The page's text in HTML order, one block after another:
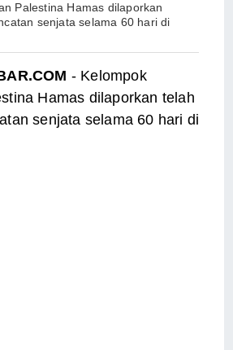
Palestina Hamas dilaporkan
senjata selama 60 hari di
- Kelompok
Hamas dilaporkan telah
senjata selama 60 hari di